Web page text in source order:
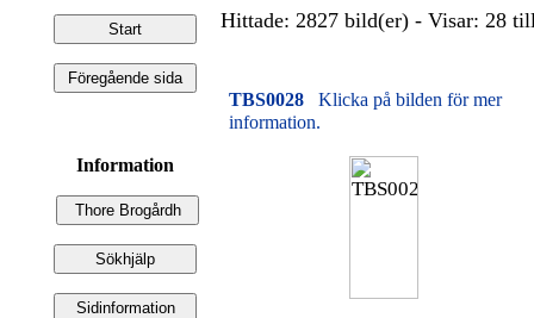
Information
Hittade: 2827 bild(er) - Visar: 28
TBS0028
Klicka på bilden för mer
information.